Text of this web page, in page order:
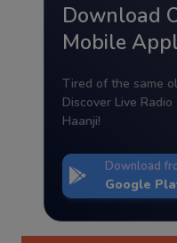
Download
Mobile
Tired of the same
Discover Live
Haanji!
Download
Google